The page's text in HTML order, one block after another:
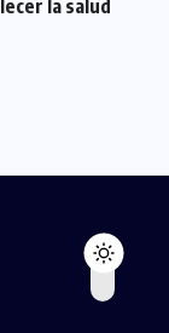
la salud